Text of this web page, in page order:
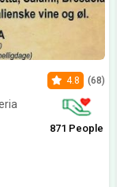
4.8 (68)
871 People